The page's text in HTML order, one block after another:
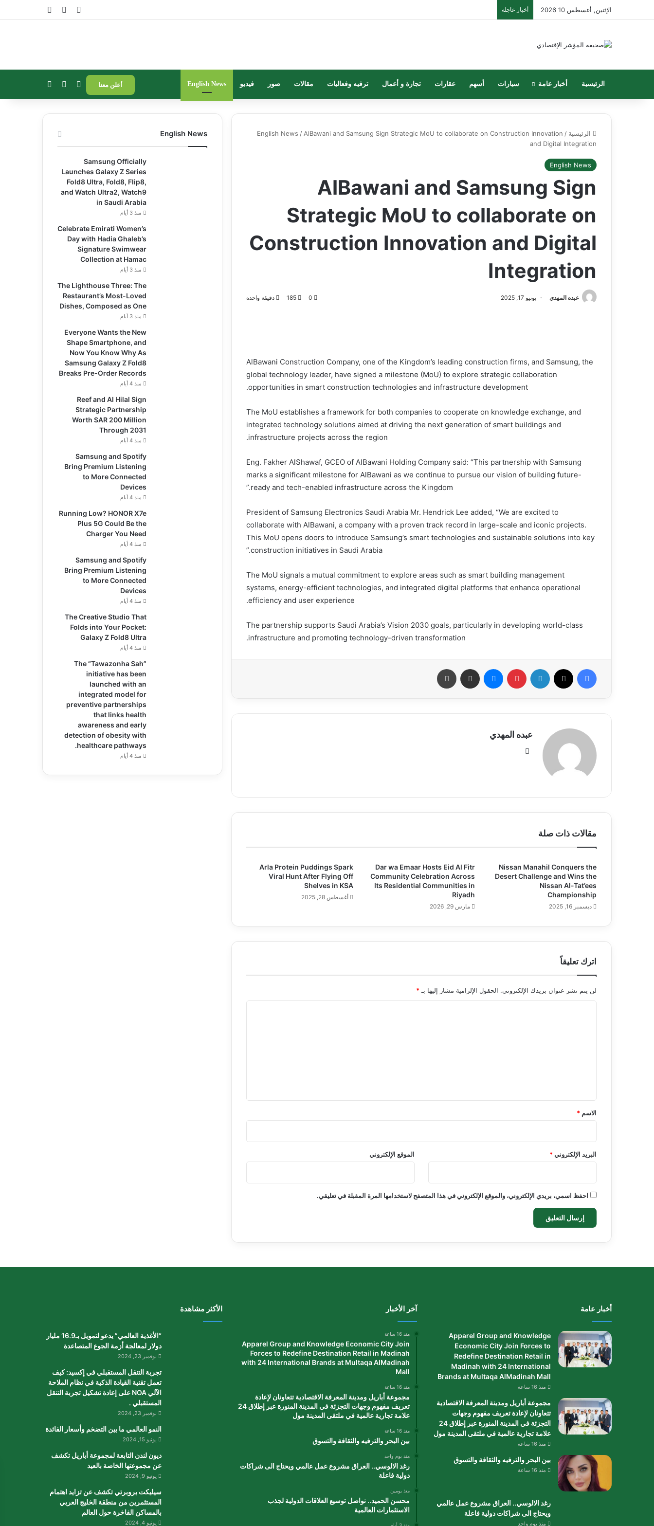
الإثنين, أغسطس 10 2026 أخبار عاجلة تسجيل الدخول
مقال عشوائي
الرئيسية أخبار عامة سيارات أسهم عقارات تجارة و أعمال ترفيه وفعاليات مقالات صور فيديو English News أعلن معنا إضافة عمود جانبي
الوضع المظلم
الرئيسية /
English News / AlBawani and Samsung Sign Strategic MoU to collaborate on Construction Innovation
and Digital Integration
English News
AlBawani and Samsung Sign
Strategic MoU to collaborate on
Construction Innovation and Digital
Integration
عبده المهدي يونيو 17, 2025 0
185 دقيقة واحدة
AlBawani Construction Company, one of the Kingdom’s leading construction firms, and Samsung, the
global technology leader, have signed a milestone (MoU) to explore strategic collaboration
opportunities in smart construction technologies and infrastructure development.
The MoU establishes a framework for both companies to cooperate on knowledge exchange, and
integrated technology solutions aimed at driving the next generation of smart buildings and
infrastructure projects across the region.
Eng. Fakher AlShawaf, GCEO of AlBawani Holding Company said: “This partnership with Samsung
marks a significant milestone for AlBawani as we continue to pursue our vision of building future-
ready and tech-enabled infrastructure across the Kingdom.”
President of Samsung Electronics Saudi Arabia Mr. Hendrick Lee added, “We are excited to
collaborate with AlBawani, a company with a proven track record in large-scale and iconic projects.
This MoU opens doors to introduce Samsung’s smart technologies and sustainable solutions into key
construction initiatives in Saudi Arabia.”
The MoU signals a mutual commitment to explore areas such as smart building management
systems, energy-efficient technologies, and integrated digital platforms that enhance operational
efficiency and user experience.
The partnership supports Saudi Arabia’s Vision 2030 goals, particularly in developing world-class
infrastructure and promoting technology-driven transformation.
عبده المهدي
مقالات ذات صلة
Nissan Manahil Conquers the
Desert Challenge and Wins the
Nissan Al-Tat’ees
Championship
ديسمبر 16, 2025
Dar wa Emaar Hosts Eid Al Fitr
Community Celebration Across
Its Residential Communities in
Riyadh
مارس 29, 2026
Arla Protein Puddings Spark
Viral Hunt After Flying Off
Shelves in KSA
أغسطس 28, 2025
اترك تعليقاً
لن يتم نشر عنوان بريدك الإلكتروني. الحقول الإلزامية مشار إليها بـ *
*
الاسم *
البريد الإلكتروني* الموقع الإلكتروني
احفظ اسمي، بريدي الإلكتروني، والموقع الإلكتروني في هذا المتصفح لاستخدامها المرة المقبلة في تعليقي.
English News
Samsung Officially
Launches Galaxy Z Series
Fold8 Ultra, Fold8, Flip8,
and Watch Ultra2, Watch9
in Saudi Arabia
منذ 3 أيام
Celebrate Emirati Women’s
Day with Hadia Ghaleb’s
Signature Swimwear
Collection at Hamac
منذ 3 أيام
The Lighthouse Three: The
Restaurant’s Most-Loved
Dishes, Composed as One
منذ 3 أيام
Everyone Wants the New
Shape Smartphone, and
Now You Know Why As
Samsung Galaxy Z Fold8
Breaks Pre-Order Records
منذ 4 أيام
Reef and Al Hilal Sign
Strategic Partnership
Worth SAR 200 Million
Through 2031
منذ 4 أيام
Samsung and Spotify
Bring Premium Listening
to More Connected
Devices
منذ 4 أيام
Running Low? HONOR X7e
Plus 5G Could Be the
Charger You Need
منذ 4 أيام
Samsung and Spotify
Bring Premium Listening
to More Connected
Devices
منذ 4 أيام
The Creative Studio That
Folds into Your Pocket:
Galaxy Z Fold8 Ultra
منذ 4 أيام
The “Tawazonha Sah”
initiative has been
launched with an
integrated model for
preventive partnerships
that links health
awareness and early
detection of obesity with
healthcare pathways.
منذ 4 أيام
أخبار عامة
Apparel Group and Knowledge
Economic City Join Forces to
Redefine Destination Retail in
Madinah with 24 International
Brands at Multaqa AlMadinah Mall
منذ 16 ساعة
مجموعة أباريل ومدينة المعرفة الاقتصادية
تتعاونان لإعادة تعريف مفهوم وجهات
التجزئة في المدينة المنورة عبر إطلاق 24
علامة تجارية عالمية في ملتقى المدينة مول
منذ 16 ساعة
بين البحر والترفيه والثقافة والتسوق
منذ 16 ساعة
رغد الالوسي.. العراق مشروع عمل عالمي
ويحتاج الى شراكات دولية فاعلة
منذ يوم واحد
آخر الأخبار
منذ 16 ساعة
Apparel Group and Knowledge Economic City Join
Forces to Redefine Destination Retail in Madinah
with 24 International Brands at Multaqa AlMadinah
Mall
منذ 16 ساعة
مجموعة أباريل ومدينة المعرفة الاقتصادية تتعاونان لإعادة
تعريف مفهوم وجهات التجزئة في المدينة المنورة عبر إطلاق 24
علامة تجارية عالمية في ملتقى المدينة مول
منذ 16 ساعة
بين البحر والترفيه والثقافة والتسوق
منذ يوم واحد
رغد الالوسي.. العراق مشروع عمل عالمي ويحتاج الى شراكات
دولية فاعلة
منذ يومين
محسن الحميد.. نواصل توسيع العلاقات الدولية لجذب
الاستثمارات العالمية
الأكثر مشاهدة
“الأغذية العالمي” يدعو لتمويل بـ16.9 مليار
دولار لمعالجة أزمة الجوع المتصاعدة
نوفمبر 23, 2024
تجربة التنقل المستقبلي في إكسيد: كيف
تعمل تقنية القيادة الذكية في نظام الملاحة
الآلي NOA على إعادة تشكيل تجربة التنقل
المستقبلي .
نوفمبر 23, 2024
النمو العالمي ما بين التضخم وأسعار الفائدة
يونيو 15, 2024
ديون لندن التابعة لمجموعة أباريل تكشف
عن مجموعتها الخاصة بالعيد
يونيو 9, 2024
سيليكت بروبرتي تكشف عن تزايد اهتمام
المستثمرين من منطقة الخليج العربي
بالمساكن الفاخرة حول العالم
يونيو 4, 2024